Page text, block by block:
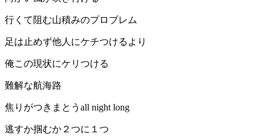
行くて阻む山積みのプロブレム
足は止めず他人にケチつけるより
俺この現状にケリつける
難解な航海路
焦りがつきまとうall night long
逃すか掴むか２つに１つ